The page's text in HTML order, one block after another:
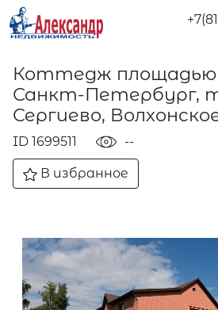
Коттедж площадью
Санкт-Петербург,
Сергиево,
ID 1699511 --
В избранное